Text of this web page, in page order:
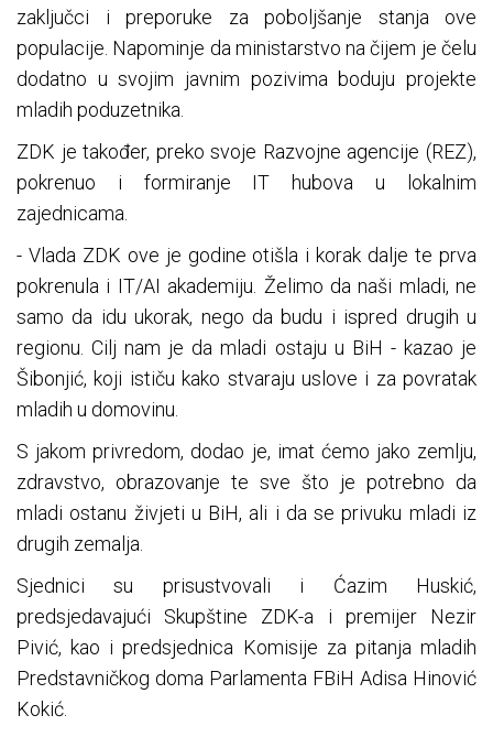
zaključci i preporuke za poboljšanje stanja ove
populacije. Napominje da ministarstvo na čijem je čelu
dodatno u svojim javnim pozivima boduju projekte
mladih poduzetnika.
ZDK je također, preko svoje Razvojne agencije (REZ),
pokrenuo i formiranje IT hubova u lokalnim
zajednicama.
- Vlada ZDK ove je godine otišla i korak dalje te prva
pokrenula i IT/AI akademiju. Želimo da naši mladi, ne
samo da idu ukorak, nego da budu i ispred drugih u
regionu. Cilj nam je da mladi ostaju u BiH - kazao je
Šibonjić, koji ističu kako stvaraju uslove i za povratak
mladih u domovinu.
S jakom privredom, dodao je, imat ćemo jako zemlju,
zdravstvo, obrazovanje te sve što je potrebno da
mladi ostanu živjeti u BiH, ali i da se privuku mladi iz
drugih zemalja.
Sjednici su prisustvovali i Ćazim Huskić,
predsjedavajući Skupštine ZDK-a i premijer Nezir
Pivić, kao i predsjednica Komisije za pitanja mladih
Predstavničkog doma Parlamenta FBiH Adisa Hinović
Kokić.